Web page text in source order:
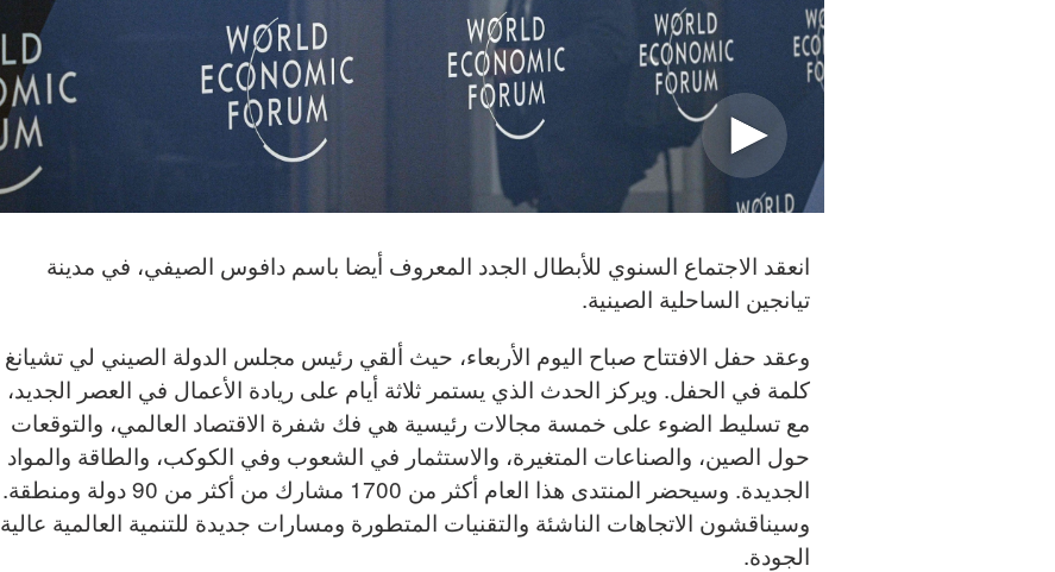
انعقد الاجتماع السنوي للأبطال الجدد المعروف أيضا باسم دافوس الصيفي، في مدينة
تيانجين الساحلية الصينية.
وعقد حفل الافتتاح صباح اليوم الأربعاء، حيث ألقي رئيس مجلس الدولة الصيني لي تشيانغ
كلمة في الحفل. ويركز الحدث الذي يستمر ثلاثة أيام على ريادة الأعمال في العصر الجديد،
مع تسليط الضوء على خمسة مجالات رئيسية هي فك شفرة الاقتصاد العالمي، والتوقعات
حول الصين، والصناعات المتغيرة، والاستثمار في الشعوب وفي الكوكب، والطاقة والمواد
الجديدة. وسيحضر المنتدى هذا العام أكثر من 1700 مشارك من أكثر من 90 دولة ومنطقة.
وسيناقشون الاتجاهات الناشئة والتقنيات المتطورة ومسارات جديدة للتنمية العالمية عالية
الجودة.